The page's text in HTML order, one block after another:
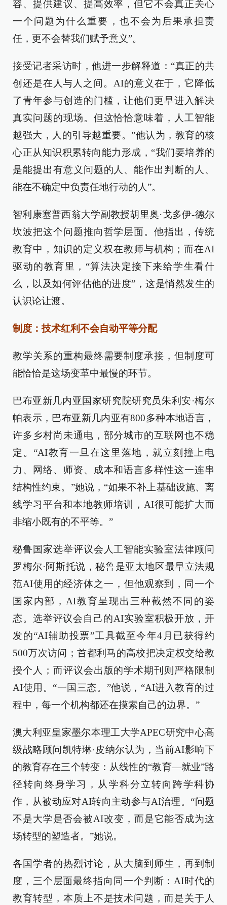
容、提供建议、提高效率，但它不会真正关心
一个问题为什么重要，也不会为后果承担责
任，更不会替我们赋予意义”。
接受记者采访时，他进一步解释道：“真正的共
创还是在人与人之间。AI的意义在于，它降低
了青年参与创造的门槛，让他们更早进入解决
真实问题的现场。但这恰恰意味着，人工智能
越强大，人的引导越重要。”他认为，教育的核
心正从知识积累转向能力形成，“我们要培养的
是能提出有意义问题的人、能作出判断的人、
能在不确定中负责任地行动的人”。
智利康塞普西翁大学副教授胡里奥·戈多伊-德尔
坎波把这个问题推向哲学层面。他指出，传统
教育中，知识的定义权在教师与机构；而在AI
驱动的教育里，“算法决定接下来给学生看什
么，以及如何评估他的进度”，这是悄然发生的
认识论让渡。
制度：技术红利不会自动平等分配
教学关系的重构最终需要制度承接，但制度可
能恰恰是这场变革中最慢的环节。
巴布亚新几内亚国家研究院研究员朱利安·梅尔
帕表示，巴布亚新几内亚有800多种本地语言，
许多乡村尚未通电，部分城市的互联网也不稳
定。“AI教育一旦在这里落地，就立刻撞上电
力、网络、师资、成本和语言多样性这一连串
结构性约束。”她说，“如果不补上基础设施、离
线学习平台和本地教师培训，AI很可能扩大而
非缩小既有的不平等。”
秘鲁国家选举评议会人工智能实验室法律顾问
罗梅尔·阿斯托说，秘鲁是亚太地区最早立法规
范AI使用的经济体之一，但他观察到，同一个
国家内部，AI教育呈现出三种截然不同的姿
态。选举评议会自己的AI实验室积极开放，开
发的“AI辅助投票”工具截至今年4月已获得约
500万次访问；首都利马的高校把决定权交给教
授个人；而评议会出版的学术期刊则严格限制
AI使用。“一国三态。”他说，“AI进入教育的过
程中，每一个机构都还在摸索自己的边界。”
澳大利亚皇家墨尔本理工大学APEC研究中心高
级战略顾问凯特琳·皮纳尔认为，当前AI影响下
的教育存在三个转变：从线性的“教育—就业”路
径转向终身学习，从学科分立转向跨学科协
作，从被动应对AI转向主动参与AI治理。“问题
不是大学是否会被AI改变，而是它能否成为这
场转型的塑造者。”她说。
各国学者的热烈讨论，从大脑到师生，再到制
度，三个层面最终指向同一个判断：AI时代的
教育转型，本质上不是技术问题，而是关于人